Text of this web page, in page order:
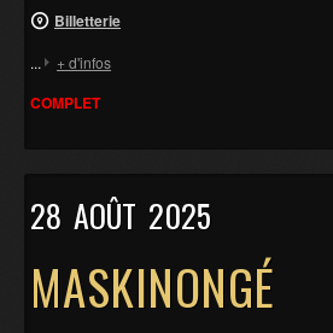
Billetterie
... + d'infos
COMPLET
28 AOÛT 2025
MASKINONGÉ